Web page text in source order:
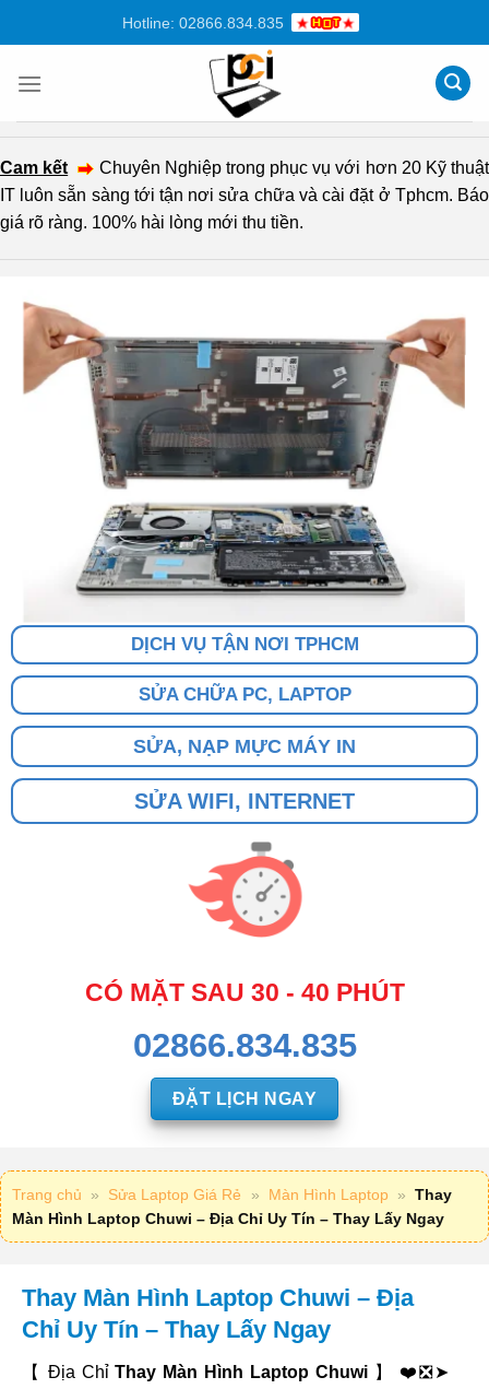
dung
Hotline: 02866.834.835
Cam kết
Chuyên Nghiệp trong phục vụ với hơn 20 Kỹ thuật
IT luôn sẵn sàng tới tận nơi sửa chữa và cài đặt ở Tphcm. Báo
giá rõ ràng. 100% hài lòng mới thu tiền.
DỊCH VỤ TẬN NƠI TPHCM
SỬA CHỮA PC, LAPTOP
SỬA, NẠP MỰC MÁY IN
SỬA WIFI, INTERNET
CÓ MẶT SAU 30 - 40 PHÚT
02866.834.835
ĐẶT LỊCH NGAY
Trang chủ » Sửa Laptop Giá Rẻ » Màn Hình Laptop » Thay
Màn Hình Laptop Chuwi – Địa Chỉ Uy Tín – Thay Lấy Ngay
Thay Màn Hình Laptop Chuwi – Địa
Chỉ Uy Tín – Thay Lấy Ngay
【 Địa ChỉThay Màn Hình Laptop Chuwi】 ❤️❎➤